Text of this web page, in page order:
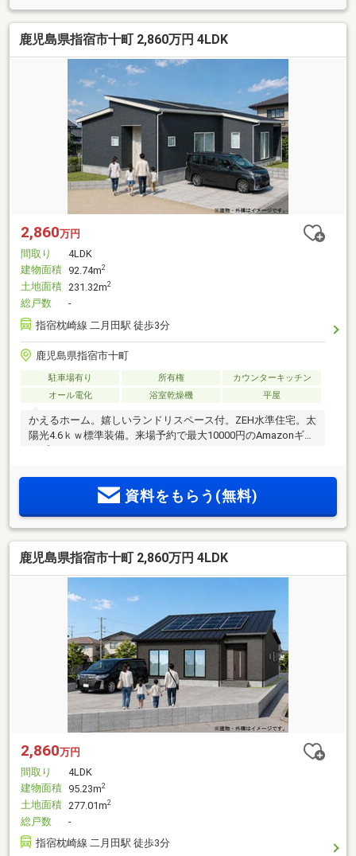
鹿児島県指宿市十町 2,860万円 4LDK
2,860万円
間取り
4LDK
建物面積 92.74m2
土地面積 231.32m2
総戸数
-
指宿枕崎線 二月田駅 徒歩3分
鹿児島県指宿市十町
駐車場有り 所有権
カウンターキッチン
オール電化
浴室乾燥機 平屋
かえるホーム。嬉しいランドリスペース付。ZEH水準住宅。太
陽光4.6ｋｗ標準装備。来場予約で最大10000円のAmazonギフ
資料をもらう(無料)
鹿児島県指宿市十町 2,860万円 4LDK
2,860万円
間取り
4LDK
建物面積 95.23m2
土地面積 277.01m2
総戸数
-
指宿枕崎線 二月田駅 徒歩3分